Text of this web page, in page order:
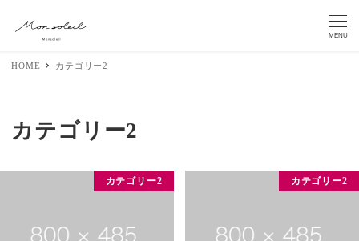
MENU
HOME カテゴリー2
カテゴリー2
カテゴリー2 カテゴリー2